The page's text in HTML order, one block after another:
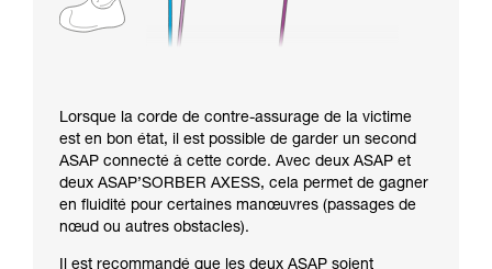
Lorsque la corde de contre-assurage de la victime
est en bon état, il est possible de garder un second
ASAP connecté à cette corde. Avec deux ASAP et
deux ASAP’SORBER AXESS, cela permet de gagner
en fluidité pour certaines manœuvres (passages de
nœud ou autres obstacles).